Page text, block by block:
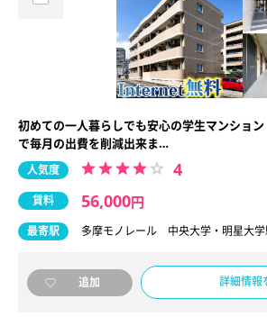
初めての一人暮らしでも安心の学生マンショ
で毎月の出費を削減出来ま…
人気度 4
賃料 56,000円
最寄駅 多摩モノレール 中央大学・明星
追加 詳細情報